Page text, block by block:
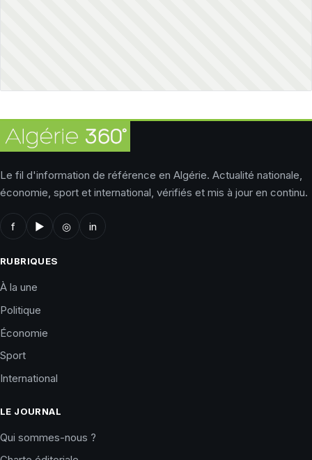
Le fil d'information de référence en Algérie. Actualité nationale,
économie, sport et international, vérifiés et mis à jour en continu.
f ▶ ◎ in
RUBRIQUES
À la une
Politique
Économie
Sport
International
LE JOURNAL
Qui sommes-nous ?